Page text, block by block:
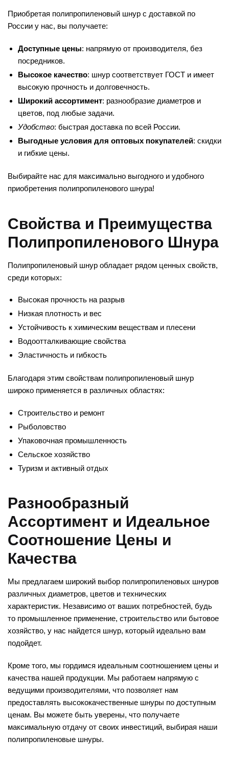
Приобретая полипропиленовый шнур с доставкой по
России у нас, вы получаете:
Доступные цены: напрямую от производителя, без
посредников.
Высокое качество: шнур соответствует ГОСТ и имеет
высокую прочность и долговечность.
Широкий ассортимент: разнообразие диаметров и
цветов, под любые задачи.
Удобство: быстрая доставка по всей России.
Выгодные условия для оптовых покупателей: скидки
и гибкие цены.
Выбирайте нас для максимально выгодного и удобного
приобретения полипропиленового шнура!
Свойства и Преимущества
Полипропиленового Шнура
Полипропиленовый шнур обладает рядом ценных свойств,
среди которых:
Высокая прочность на разрыв
Низкая плотность и вес
Устойчивость к химическим веществам и плесени
Водоотталкивающие свойства
Эластичность и гибкость
Благодаря этим свойствам полипропиленовый шнур
широко применяется в различных областях:
Строительство и ремонт
Рыболовство
Упаковочная промышленность
Сельское хозяйство
Туризм и активный отдых
Разнообразный
Ассортимент и Идеальное
Соотношение Цены и
Качества
Мы предлагаем широкий выбор полипропиленовых шнуров
различных диаметров, цветов и технических
характеристик. Независимо от ваших потребностей, будь
то промышленное применение, строительство или бытовое
хозяйство, у нас найдется шнур, который идеально вам
подойдет.
Кроме того, мы гордимся идеальным соотношением цены и
качества нашей продукции. Мы работаем напрямую с
ведущими производителями, что позволяет нам
предоставлять высококачественные шнуры по доступным
ценам. Вы можете быть уверены, что получаете
максимальную отдачу от своих инвестиций, выбирая наши
полипропиленовые шнуры.